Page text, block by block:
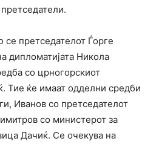
претседателот Ѓорге
дипломатијата Никола
со црногорскиот
Тие ќе имаат одделни средби
Иванов со претседателот
со министерот за
Дачиќ. Се очекува на